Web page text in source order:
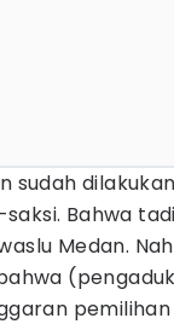
sudah
Bahwa
Medan.